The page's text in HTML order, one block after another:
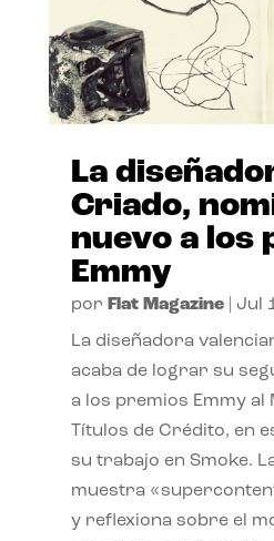
La
Criado,
nuevo a los
Emmy
por Flat Magazine| Jul
La diseñadora
acaba de lograr su
a los premios Emmy al
Títulos de Crédito, en
su trabajo en Smoke.
muestra
y reflexiona sobre el